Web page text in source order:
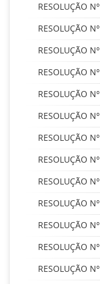
RESOLUÇÃO
RESOLUÇÃO
RESOLUÇÃO
RESOLUÇÃO
RESOLUÇÃO
RESOLUÇÃO
RESOLUÇÃO
RESOLUÇÃO
RESOLUÇÃO
RESOLUÇÃO
RESOLUÇÃO
RESOLUÇÃO
RESOLUÇÃO